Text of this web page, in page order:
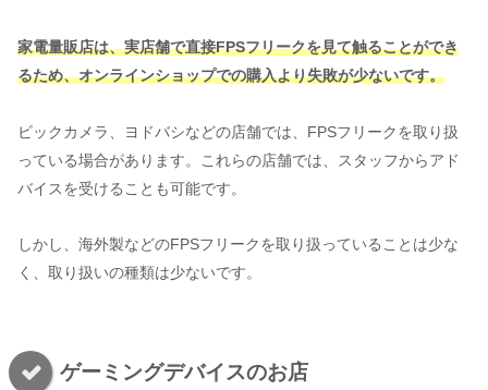
家電量販店は、実店舗で直接FPSフリークを見て触ることができ
るため、オンラインショップでの購入より失敗が少ないです。
ビックカメラ、ヨドバシなどの店舗では、FPSフリークを取り扱
っている場合があります。これらの店舗では、スタッフからアド
バイスを受けることも可能です。
しかし、海外製などのFPSフリークを取り扱っていることは少な
く、取り扱いの種類は少ないです。
ゲーミングデバイスのお店